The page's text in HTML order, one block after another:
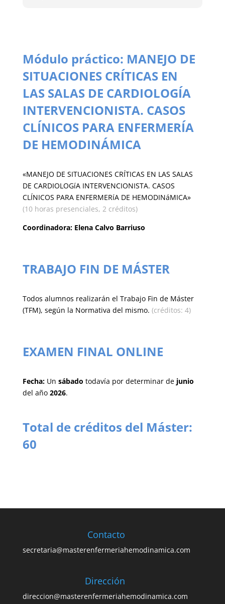
Módulo práctico: MANEJO DE
SITUACIONES CRÍTICAS EN
LAS SALAS DE CARDIOLOGÍA
INTERVENCIONISTA. CASOS
CLÍNICOS PARA ENFERMERÍA
DE HEMODINÁMICA
«MANEJO DE SITUACIONES CRÍTICAS EN LAS SALAS
DE CARDIOLOGíA INTERVENCIONISTA. CASOS
CLÍNICOS PARA ENFERMERíA DE HEMODINáMICA»
(10 horas presenciales, 2 créditos)
Coordinadora: Elena Calvo Barriuso
TRABAJO FIN DE MÁSTER
Todos alumnos realizarán el Trabajo Fin de Máster
(TFM), según la Normativa del mismo. (créditos: 4)
EXAMEN FINAL ONLINE
Fecha:Un sábado todavía por determinar de junio
del año 2026.
Total de créditos del Máster:
60
Contacto
secretaria@masterenfermeriahemodinamica.com
Dirección
direccion@masterenfermeriahemodinamica.com